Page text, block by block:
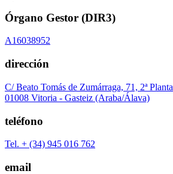
Órgano Gestor (DIR3)
A16038952
dirección
C/ Beato Tomás de Zumárraga, 71, 2ª Planta
01008 Vitoria - Gasteiz (Araba/Álava)
teléfono
Tel. + (34) 945 016 762
email